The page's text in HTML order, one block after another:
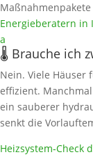
Energieberatern in
a
🌡️ Brauche ich
Nein. Viele
effizient.
ein sauberer
senkt die
Heizsystem‑Check